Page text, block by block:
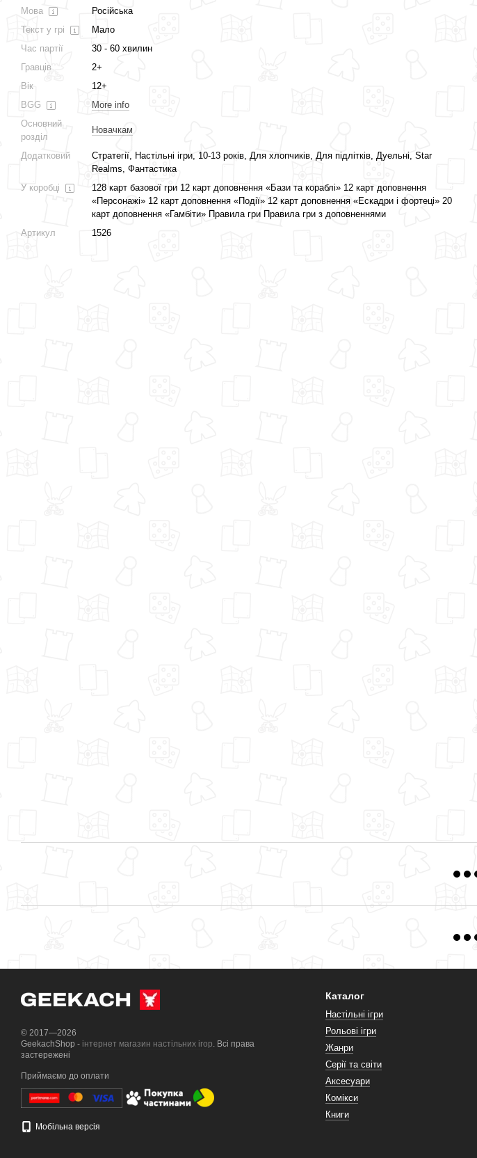
Мова
Російська
Текст у грі
Мало
Час партії
30 - 60 хвилин
Гравців
2+
Вік
12+
BGG
More info
Основний
розділ
Новачкам
Додатковий
Стратегії, Настільні ігри, 10-13 років, Для хлопчиків, Для підлітків, Дуельні, Star
Realms, Фантастика
У коробці
128 карт базової гри 12 карт доповнення «Бази та кораблі» 12 карт доповнення
«Персонажі» 12 карт доповнення «Події» 12 карт доповнення «Ескадри і фортеці» 20
карт доповнення «Гамбіти» Правила гри Правила гри з доповненнями
Артикул
1526
© 2017—2026
GeekachShop - інтернет магазин настільних ігор. Всі права
застережені
Приймаємо до оплати
Мобільна версія
Каталог
Настільні ігри
Рольові ігри
Жанри
Серії та світи
Аксесуари
Комікси
Книги